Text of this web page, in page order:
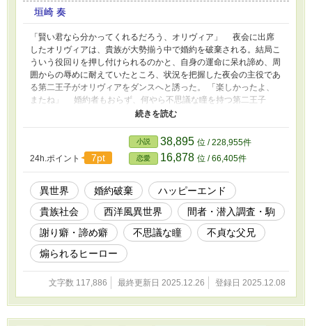
垣崎 奏
「賢い君なら分かってくれるだろう、オリヴィア」 夜会に出席
したオリヴィアは、貴族が大勢揃う中で婚約を破棄される。結局こ
ういう役回りを押し付けられるのかと、自身の運命に呆れ諦め、周
囲からの辱めに耐えていたところ、状況を把握した夜会の主役であ
る第二王子がオリヴィアをダンスへと誘った。 「楽しかったよ、
またね」 婚約者もおらず、何やら不思議な瞳を持つ第二王子
は、オリヴィアにいやらしく触れることなくダンスを終えた。その
後も私的に会いに来ては、オリヴィアとふたりになろうとする第二
王子だが、オリヴィアの元婚約者のように身体中へ手を這わせるこ
とはなく、どこへ行っても紳士的なエスコートを忘れなかった。
オリヴィアの不安などお見通しで、先回りして解決してしまう第
二王子になら、家族に狙われている処女喪失を任せられるかもしれ
ない。第二王子から仮面舞踏会への招待を受け取ったオリヴィア
は、完全にふたりきりの客室へ足を踏み入れ、故意に第二王子を煽
って…？ ◇ 周囲に恵まれず人生諦め気味な侯爵令嬢と、令嬢の
周囲を囲いつつ甘えてほしいと奮闘する第二王子のお話。 ヒーロ
ーが別の女性と関係を持っていたことを仄めかすシーンがありま
す。 ムーンライトノベルズ・pixivにも掲載しています。 ◇：ヒー
ロー視点、※：Rシーン
24h.ポイント 7pt
小説 38,895 位 / 228,955件
恋愛 16,878 位 / 66,405件
異世界 婚約破棄
ハッピーエンド
貴族社会
西洋風異世界
間者・潜入調査・駒
謝り癖・諦め癖
不思議な瞳
不貞な父兄
煽られるヒーロー
文字数 117,886 最終更新日 2025.12.26 登録日 2025.12.08